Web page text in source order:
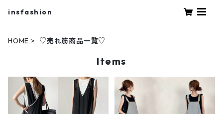
insfashion
HOME ♡売れ筋商品一覧♡
Items